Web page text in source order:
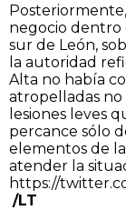
negocio dentro
sur de León,
la autoridad
Alta no había
atropelladas no
lesiones leves
percance sólo
elementos de
atender la
https://
/LT